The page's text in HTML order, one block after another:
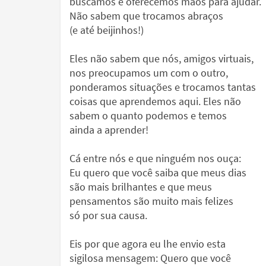
Não sabem que trocamos abraços
(e até beijinhos!)
Eles não sabem que nós, amigos virtuais,
nos preocupamos um com o outro,
ponderamos situações e trocamos tantas
coisas que aprendemos aqui. Eles não
sabem o quanto podemos e temos
ainda a aprender!
Cá entre nós e que ninguém nos ouça:
Eu quero que você saiba que meus dias
são mais brilhantes e que meus
pensamentos são muito mais felizes
só por sua causa.
Eis por que agora eu lhe envio esta
sigilosa mensagem: Quero que você